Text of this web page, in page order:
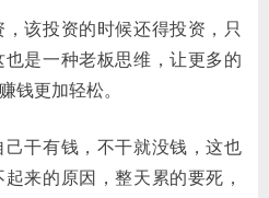
该投资的时候还得投资，只
是一种老板思维，让更多的
钱更加轻松。
干有钱，不干就没钱，这也
来的原因，整天累的要死，